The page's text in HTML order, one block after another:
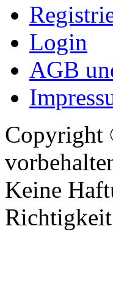
Login
AGB
Copyright
Keine